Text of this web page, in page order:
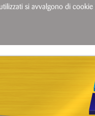
si avvalgono di